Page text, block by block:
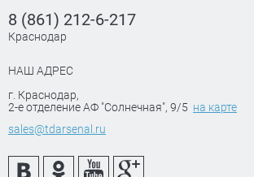
8 (861) 212-6-217
Краснодар
НАШ АДРЕС
г. Краснодар,
2-е отделение АФ "Солнечная", 9/5 на карте
sales@tdarsenal.ru